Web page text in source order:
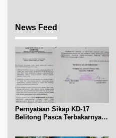
News Feed
Pernyataan Sikap KD-17
Belitong Pasca Terbakarnya